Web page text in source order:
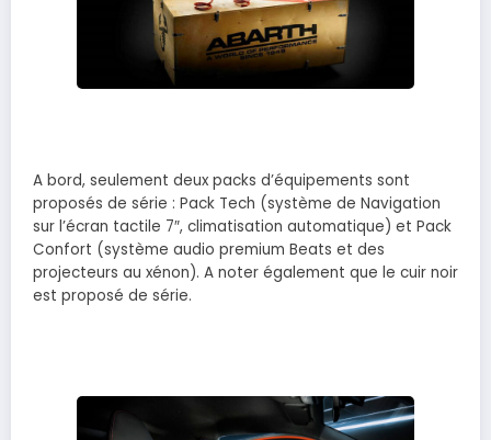
A bord, seulement deux packs d’équipements sont
proposés de série : Pack Tech (système de Navigation
sur l’écran tactile 7″, climatisation automatique) et Pack
Confort (système audio premium Beats et des
projecteurs au xénon). A noter également que le cuir noir
est proposé de série.